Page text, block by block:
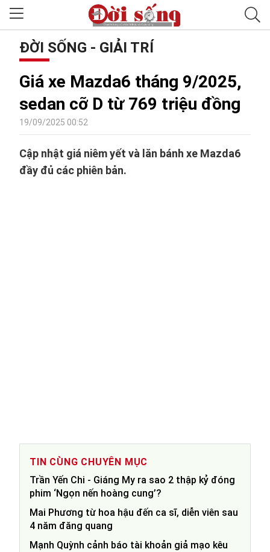
ĐỜI SỐNG - GIẢI TRÍ
Giá xe Mazda6 tháng 9/2025,
sedan cỡ D từ 769 triệu đồng
19/09/2025 00:52
Cập nhật giá niêm yết và lăn bánh xe Mazda6
đầy đủ các phiên bản.
TIN CÙNG CHUYÊN MỤC
Trần Yến Chi - Giáng My ra sao 2 thập kỷ đóng
phim ‘Ngọn nến hoàng cung’?
Mai Phương từ hoa hậu đến ca sĩ, diễn viên sau
4 năm đăng quang
Mạnh Quỳnh cảnh báo tài khoản giả mạo kêu